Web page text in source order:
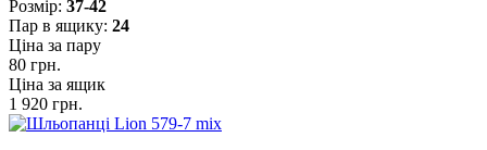
Розмiр: 37-42
Пар в ящику: 24
Ціна за пару
80 грн.
Ціна за ящик
1 920 грн.